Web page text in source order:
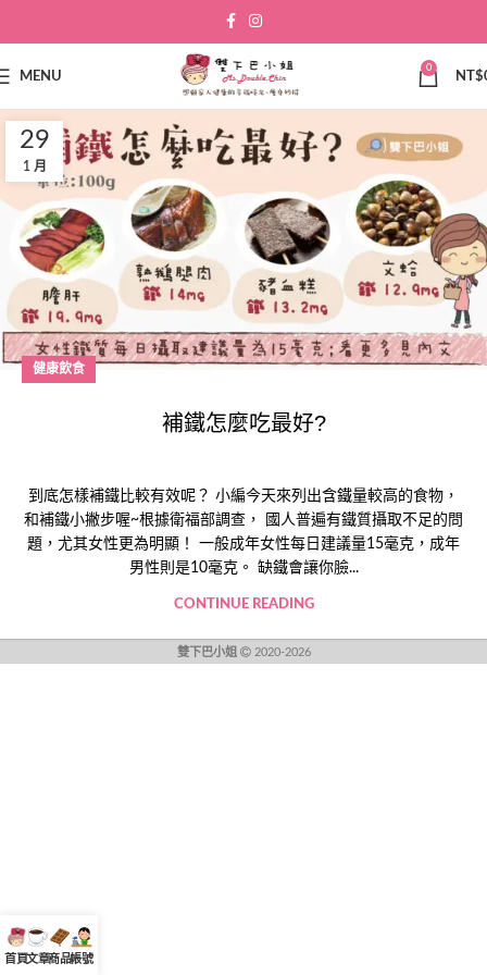
MENU
0
NT$
29
1 月
健康飲食
補鐵怎麼吃最好?
到底怎樣補鐵比較有效呢？ 小編今天來列出含鐵量較高的食物，
和補鐵小撇步喔~根據衛福部調查， 國人普遍有鐵質攝取不足的問
題，尤其女性更為明顯！ 一般成年女性每日建議量15毫克，成年
男性則是10毫克。 缺鐵會讓你臉...
CONTINUE READING
雙下巴小姐 2020-2026
首頁文章商品帳號